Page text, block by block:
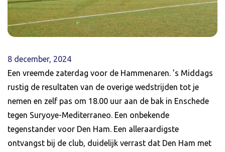
8 december, 2024
Een vreemde zaterdag voor de Hammenaren. ’s Middags
rustig de resultaten van de overige wedstrijden tot je
nemen en zelf pas om 18.00 uur aan de bak in Enschede
tegen Suryoye-Mediterraneo. Een onbekende
tegenstander voor Den Ham. Een alleraardigste
ontvangst bij de club, duidelijk verrast dat Den Ham met